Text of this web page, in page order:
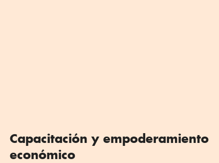
Capacitación y empoderamiento
económico